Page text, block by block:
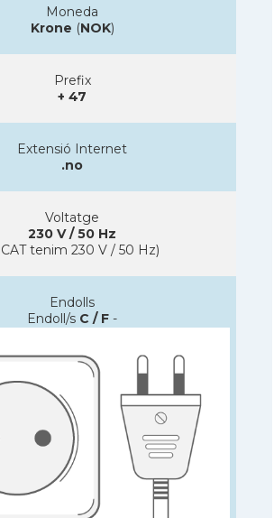
Moneda
Krone (NOK)
Prefix
+ 47
Extensió Internet
.no
Voltatge
230 V / 50 Hz
CAT tenim 230 V / 50 Hz)
Endolls
Endoll/s C / F -